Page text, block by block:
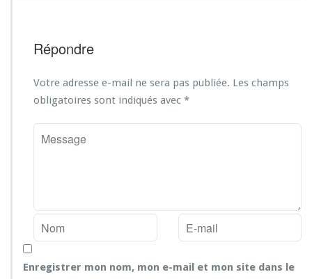
Répondre
Votre adresse e-mail ne sera pas publiée. Les champs
obligatoires sont indiqués avec *
Enregistrer mon nom, mon e-mail et mon site dans le